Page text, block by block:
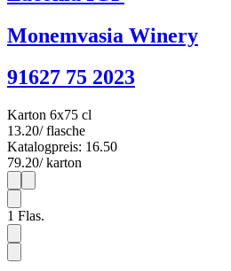
Monemvasia Winery
91627 75 2023
Karton 6x75 cl
13.20/ flasche
Katalogpreis: 16.50
79.20/ karton
1
1 Flas.